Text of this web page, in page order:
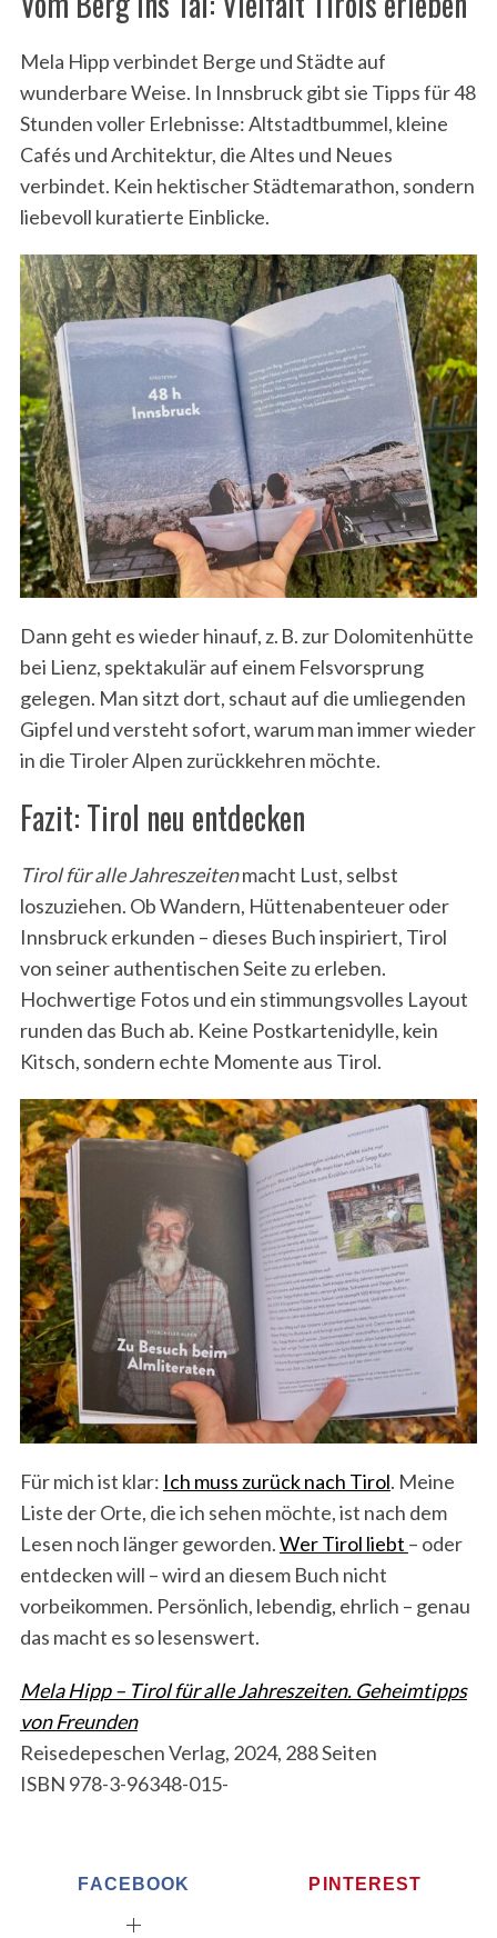
Mela Hipp verbindet Berge und Städte auf
wunderbare Weise. In Innsbruck gibt sie Tipps für 48
Stunden voller Erlebnisse: Altstadtbummel, kleine
Cafés und Architektur, die Altes und Neues
verbindet. Kein hektischer Städtemarathon, sondern
liebevoll kuratierte Einblicke.
Dann geht es wieder hinauf, z. B. zur Dolomitenhütte
bei Lienz, spektakulär auf einem Felsvorsprung
gelegen. Man sitzt dort, schaut auf die umliegenden
Gipfel und versteht sofort, warum man immer wieder
in die Tiroler Alpen zurückkehren möchte.
Fazit: Tirol neu entdecken
Tirol für alle Jahreszeitenmacht Lust, selbst
loszuziehen. Ob Wandern, Hüttenabenteuer oder
Innsbruck erkunden – dieses Buch inspiriert, Tirol
von seiner authentischen Seite zu erleben.
Hochwertige Fotos und ein stimmungsvolles Layout
runden das Buch ab. Keine Postkartenidylle, kein
Kitsch, sondern echte Momente aus Tirol.
Für mich ist klar: Ich muss zurück nach Tirol. Meine
Liste der Orte, die ich sehen möchte, ist nach dem
Lesen noch länger geworden.Wer Tirol liebt – oder
entdecken will – wird an diesem Buch nicht
vorbeikommen. Persönlich, lebendig, ehrlich – genau
das macht es so lesenswert.
Mela Hipp – Tirol für alle Jahreszeiten. Geheimtipps
von Freunden
Reisedepeschen Verlag, 2024, 288 Seiten
ISBN 978-3-96348-015-
FACEBOOK PINTEREST